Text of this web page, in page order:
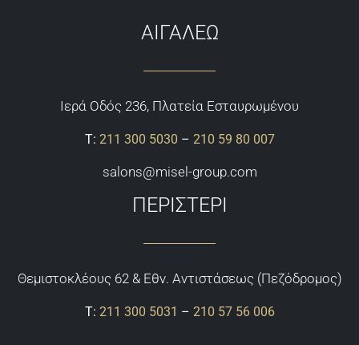
ΑΙΓΑΛΕΩ
Ιερά Οδός 236, Πλατεία Εσταυρωμένου
Τ: 211 300 5030 – 210 59 80 007
salons@misel-group.com
ΠΕΡΙΣΤΕΡΙ
Θεμιστoκλέους 62 & Εθν. Αντιστάσεως (Πεζόδρομος)
Τ: 211 300 5031 – 210 57 56 006